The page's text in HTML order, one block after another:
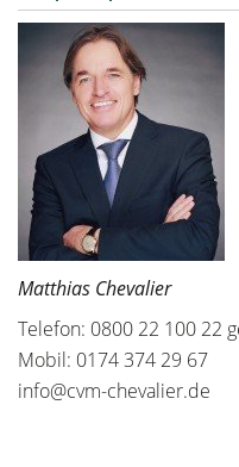
Matthias Chevalier
Telefon: 0800 22 100 22
Mobil: 0174 374 29 67
info@cvm-chevalier.de